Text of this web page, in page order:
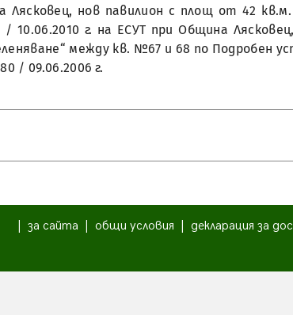
Лясковец, нов павилион с площ от 42
г. на ЕСУТ при Община
между кв. №67 и 68 по Подробен
/ 09.06.2006 г.
за сайта общи условия декларация за